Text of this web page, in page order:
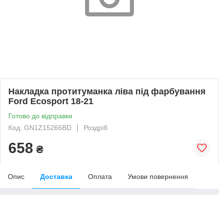
Накладка протитуманка ліва під фарбування
Ford Ecosport 18-21
Готово до відправки
Код: GN1Z15266BD
Роздріб
658 ₴
Опис Доставка Оплата Умови повернення